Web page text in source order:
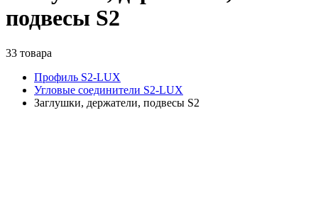
подвесы S2
33 товара
Профиль S2-LUX
Угловые соединители S2-LUX
Заглушки, держатели, подвесы S2